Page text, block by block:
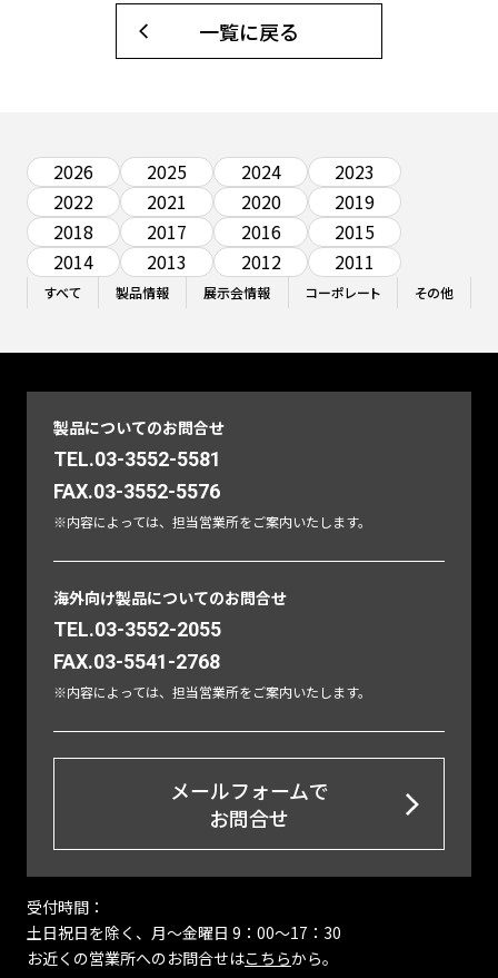
一覧に戻る
2026 2025 2024
2023
2022
2021 2020
2019
2018
2017 2016
2015
2014
2013 2012 2011
すべて 製品情報 展示会情報 コーポレート その他
製品についてのお問合せ
TEL.03-3552-5581
FAX.03-3552-5576
※内容によっては、担当営業所をご案内いたします。
海外向け製品についてのお問合せ
TEL.03-3552-2055
FAX.03-5541-2768
※内容によっては、担当営業所をご案内いたします。
メールフォームで
お問合せ
受付時間：
土日祝日を除く、月〜金曜日 9：00～17：30
お近くの営業所へのお問合せはこちらから。